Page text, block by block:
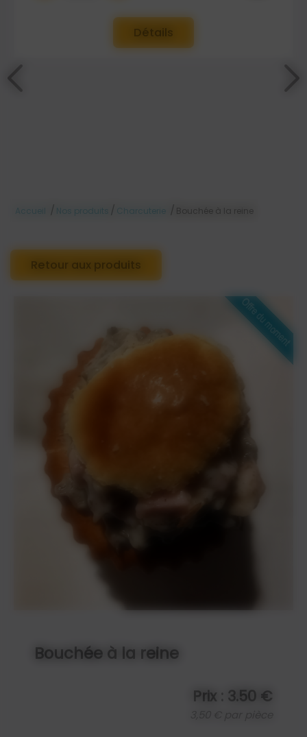
Détails
Accueil / Nos produits / Charcuterie / Bouchée à la reine
Retour aux produits
Bouchée à la reine
Prix : 3.50 €